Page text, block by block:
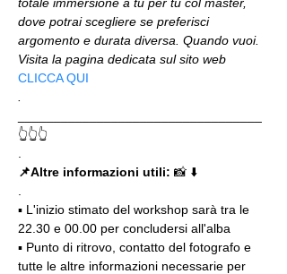
dove potrai scegliere se preferisci
argomento e durata diversa. Quando vuoi.
Visita la pagina dedicata sul sito web
CLICCA QUI
👆👆👆
📌Altre informazioni utili: 📸 ⬇️
▪️ L'inizio stimato del workshop sarà tra le
22.30 e 00.00 per concludersi all'alba
▪️ Punto di ritrovo, contatto del fotografo e
tutte le altre informazioni necessarie per